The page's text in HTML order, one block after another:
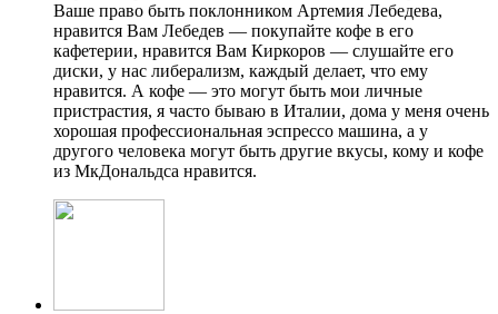
Ваше право быть поклонником Артемия Лебедева,
нравится Вам Лебедев — покупайте кофе в его
кафетерии, нравится Вам Киркоров — слушайте его
диски, у нас либерализм, каждый делает, что ему
нравится. А кофе — это могут быть мои личные
пристрастия, я часто бываю в Италии, дома у меня очень
хорошая профессиональная эспрессо машина, а у
другого человека могут быть другие вкусы, кому и кофе
из МкДональдса нравится.